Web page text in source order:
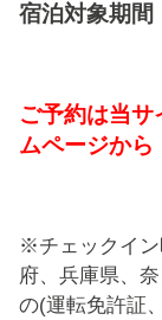
宿泊対象期
ご予約は当
ムページから
※チェックイン
府、兵庫県、
の(運転免許証